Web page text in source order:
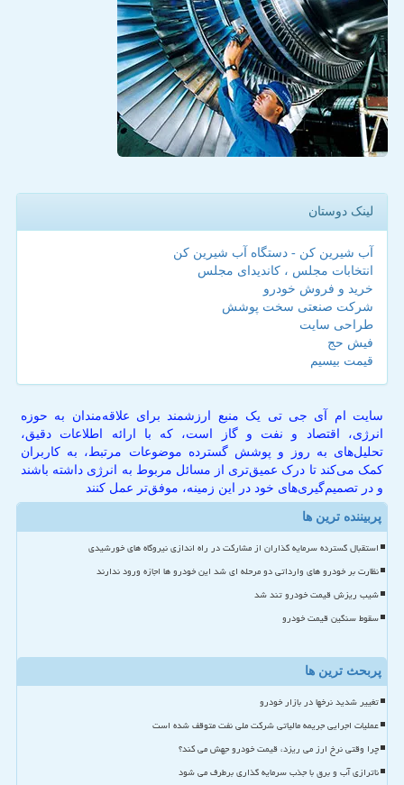
لینک دوستان
آب شیرین کن - دستگاه آب شیرین کن
انتخابات مجلس ، کاندیدای مجلس
خرید و فروش خودرو
شرکت صنعتی سخت پوشش
طراحی سایت
فیش حج
قیمت بیسیم
سایت ام آی جی تی یک منبع ارزشمند برای علاقه‌مندان به حوزه
انرژی، اقتصاد و نفت و گاز است، که با ارائه اطلاعات دقیق،
تحلیل‌های به روز و پوشش گسترده موضوعات مرتبط، به کاربران
کمک می‌کند تا درک عمیق‌تری از مسائل مربوط به انرژی داشته باشند
و در تصمیم‌گیری‌های خود در این زمینه، موفق‌تر عمل کنند
پربیننده ترین ها
استقبال گسترده سرمایه گذاران از مشارکت در راه اندازی نیروگاه های خورشیدی
نظارت بر خودرو های وارداتی دو مرحله ای شد این خودرو ها اجازه ورود ندارند
شیب ریزش قیمت خودرو تند شد
سقوط سنگین قیمت خودرو
پربحث ترین ها
تغییر شدید نرخها در بازار خودرو
عملیات اجرایی جریمه مالیاتی شرکت ملی نفت متوقف شده است
چرا وقتی نرخ ارز می ریزد، قیمت خودرو جهش می کند؟
ناترازی آب و برق با جذب سرمایه گذاری برطرف می شود